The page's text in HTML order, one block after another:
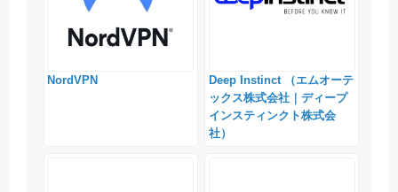
NordVPN
Deep Instinct （エムオーテ
ックス株式会社｜ディープ
インスティンクト株式会
社）